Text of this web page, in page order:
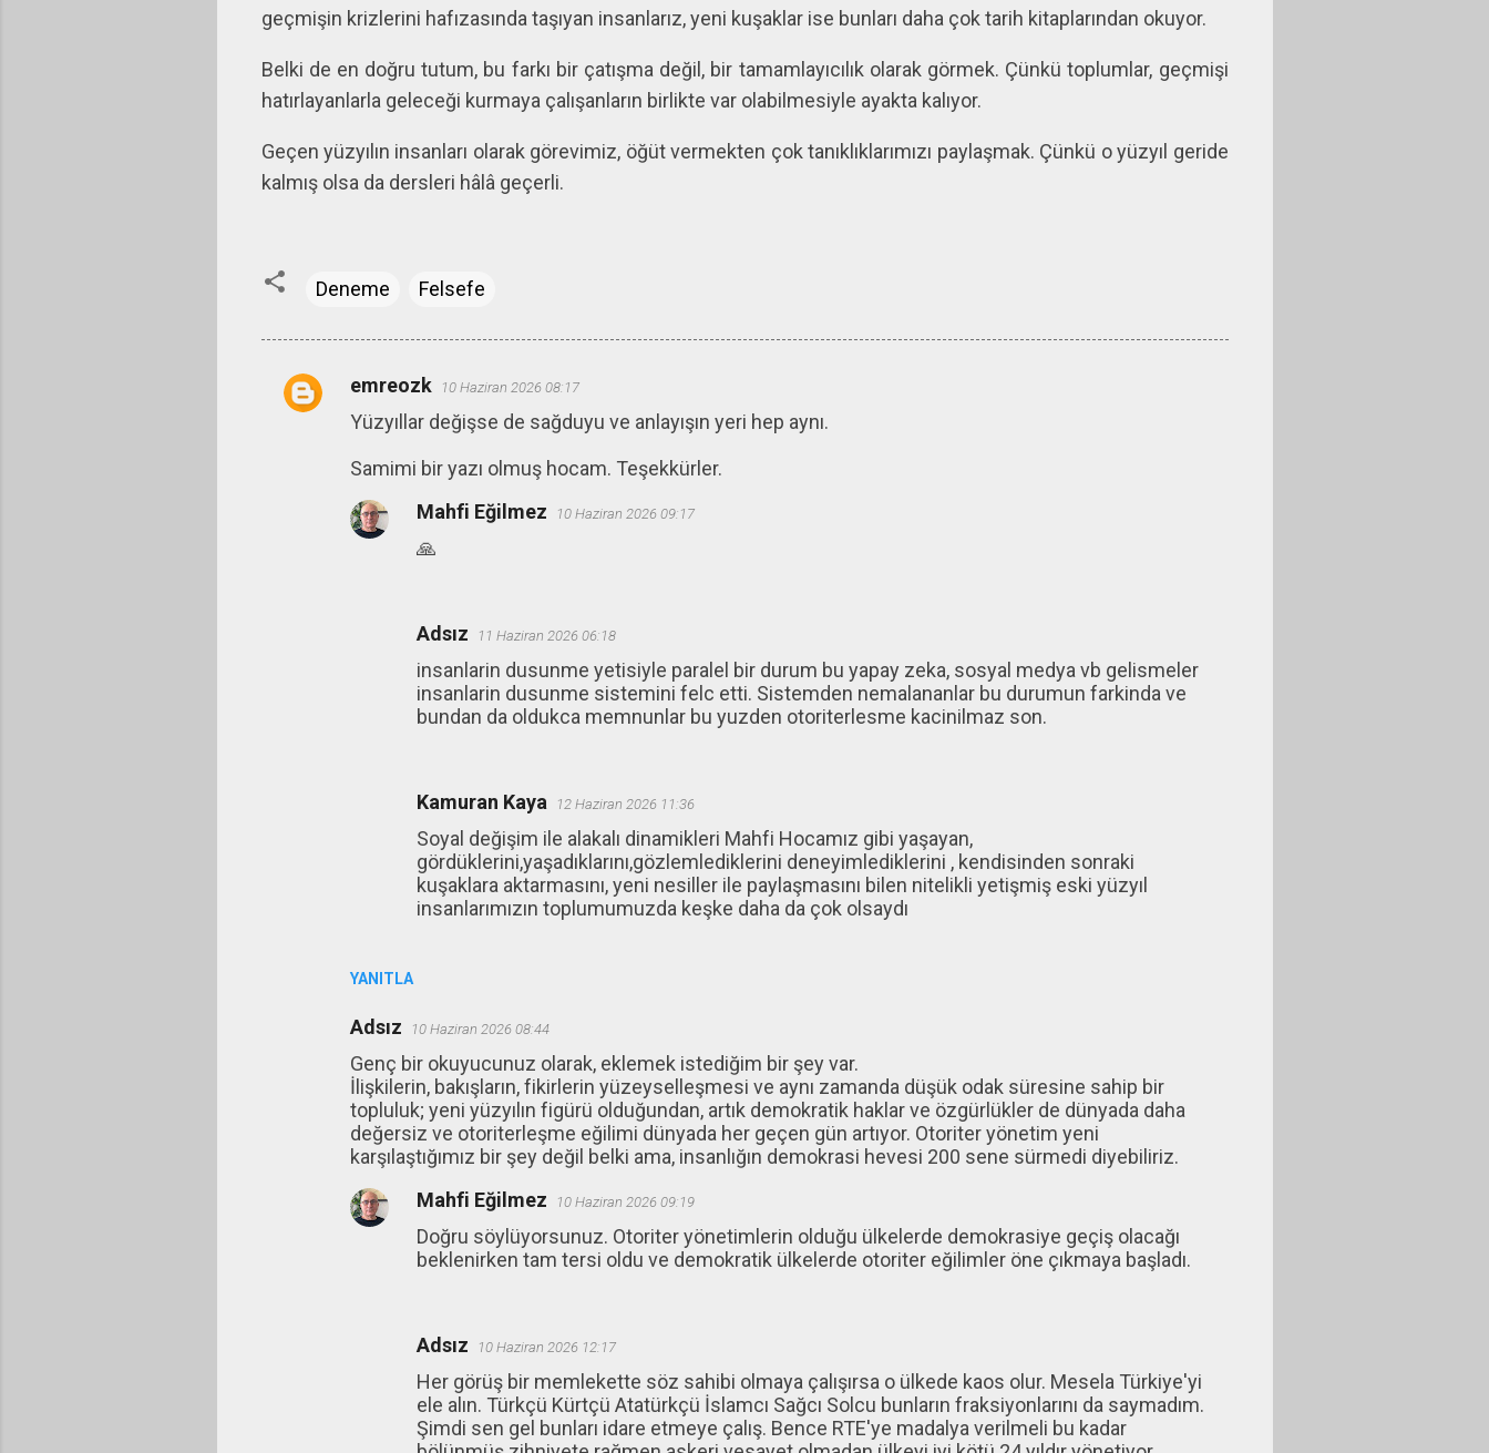
geçmişin krizlerini hafızasında taşıyan insanlarız, yeni kuşaklar ise bunları daha çok tarih kitaplarından okuyor.
Belki de en doğru tutum, bu farkı bir çatışma değil, bir tamamlayıcılık olarak görmek. Çünkü toplumlar, geçmişi
hatırlayanlarla geleceği kurmaya çalışanların birlikte var olabilmesiyle ayakta kalıyor.
Geçen yüzyılın insanları olarak görevimiz, öğüt vermekten çok tanıklıklarımızı paylaşmak. Çünkü o yüzyıl geride
kalmış olsa da dersleri hâlâ geçerli.
Deneme Felsefe
Y
emreozk 10 Haziran 2026 08:17
Yüzyıllar değişse de sağduyu ve anlayışın yeri hep aynı.
Samimi bir yazı olmuş hocam. Teşekkürler.
YANITLA
Mahfi Eğilmez 10 Haziran 2026 09:17
🙏
Adsız 11 Haziran 2026 06:18
insanlarin dusunme yetisiyle paralel bir durum bu yapay zeka, sosyal medya vb gelismeler
insanlarin dusunme sistemini felc etti. Sistemden nemalananlar bu durumun farkinda ve
bundan da oldukca memnunlar bu yuzden otoriterlesme kacinilmaz son.
Kamuran Kaya 12 Haziran 2026 11:36
Soyal değişim ile alakalı dinamikleri Mahfi Hocamız gibi yaşayan,
gördüklerini,yaşadıklarını,gözlemlediklerini deneyimlediklerini , kendisinden sonraki
kuşaklara aktarmasını, yeni nesiller ile paylaşmasını bilen nitelikli yetişmiş eski yüzyıl
insanlarımızın toplumumuzda keşke daha da çok olsaydı
Adsız 10 Haziran 2026 08:44
Genç bir okuyucunuz olarak, eklemek istediğim bir şey var.
İlişkilerin, bakışların, fikirlerin yüzeyselleşmesi ve aynı zamanda düşük odak süresine sahip bir
topluluk; yeni yüzyılın figürü olduğundan, artık demokratik haklar ve özgürlükler de dünyada daha
değersiz ve otoriterleşme eğilimi dünyada her geçen gün artıyor. Otoriter yönetim yeni
karşılaştığımız bir şey değil belki ama, insanlığın demokrasi hevesi 200 sene sürmedi diyebiliriz.
Mahfi Eğilmez
10 Haziran 2026 09:19
Doğru söylüyorsunuz. Otoriter yönetimlerin olduğu ülkelerde demokrasiye geçiş olacağı
beklenirken tam tersi oldu ve demokratik ülkelerde otoriter eğilimler öne çıkmaya başladı.
Adsız 10 Haziran 2026 12:17
Her görüş bir memlekette söz sahibi olmaya çalışırsa o ülkede kaos olur. Mesela Türkiye'yi
ele alın. Türkçü Kürtçü Atatürkçü İslamcı Sağcı Solcu bunların fraksiyonlarını da saymadım.
Şimdi sen gel bunları idare etmeye çalış. Bence RTE'ye madalya verilmeli bu kadar